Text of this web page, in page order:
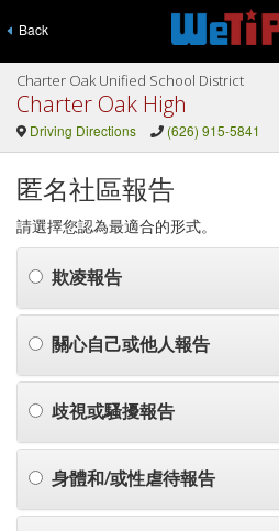
Back
Charter Oak Unified School District
Charter Oak High
Driving Directions (626) 915-5841
匿名社區報告
請選擇您認為最適合的形式。
欺凌報告
關心自己或他人報告
歧視或騷擾報告
身體和/或性虐待報告